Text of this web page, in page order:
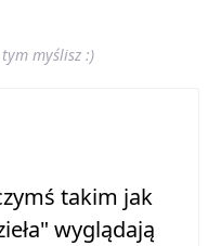
myślisz :)
takim jak
wyglądają